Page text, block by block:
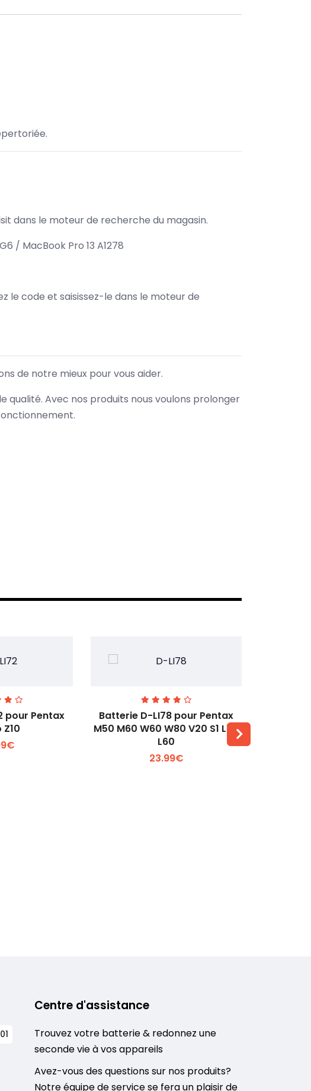
dans le moteur de recherche du magasin.
/ MacBook Pro 13 A1278
le code et saisissez-le dans le moteur de
de notre mieux pour vous aider.
qualité. Avec nos produits nous voulons prolonger
+
pour Pentax
Voir plus +
Batterie D-LI78 pour Pentax
M50 M60 W60 W80 V20 S1 L50
L60
23.99€
Centre d'assistance
Trouvez votre batterie & redonnez une
seconde vie à vos appareils
Avez-vous des questions sur nos produits?
Notre équipe de service se fera un plaisir de